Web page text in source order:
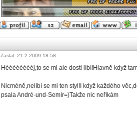
Zaslal: 21.2.2009 18:58
Hééééééééj,to se mi ale dosti líbí!Hlavně když
Nicméně,nelíbí se mi ten styl!I když každého
psala André-und-Semír=)Takže nic neříkám